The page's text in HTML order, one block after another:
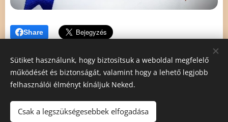
Share
Mészáros Angéla méhész
5008 Szolnok Krúdy Gyula út 3/a
Sütiket használunk, hogy biztosítsuk a weboldal megfelelő
működését és biztonságát, valamint hogy a lehető legjobb
felhasználói élményt kínáljuk Neked.
Csak a legszükségesebbek elfogadása